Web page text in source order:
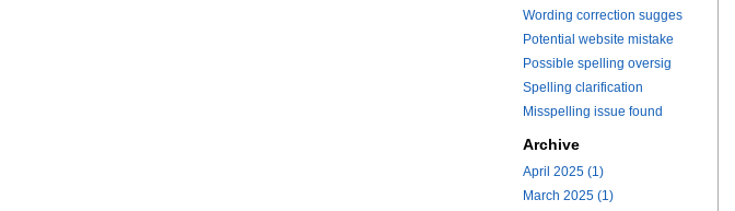
Wording correction sugges
Potential website mistake
Possible spelling oversig
Spelling clarification
Misspelling issue found
Archive
April 2025 (1)
March 2025 (1)